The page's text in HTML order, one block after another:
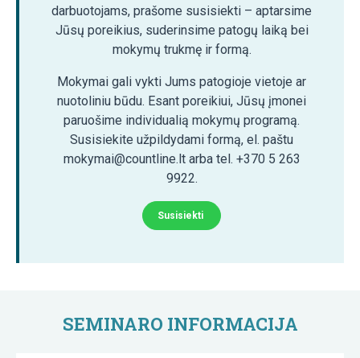
darbuotojams, prašome susisiekti – aptarsime
Jūsų poreikius, suderinsime patogų laiką bei
mokymų trukmę ir formą.
Mokymai gali vykti Jums patogioje vietoje ar
nuotoliniu būdu. Esant poreikiui, Jūsų įmonei
paruošime individualią mokymų programą.
Susisiekite užpildydami formą, el. paštu
mokymai@countline.lt arba tel. +370 5 263
9922.
Susisiekti
SEMINARO INFORMACIJA